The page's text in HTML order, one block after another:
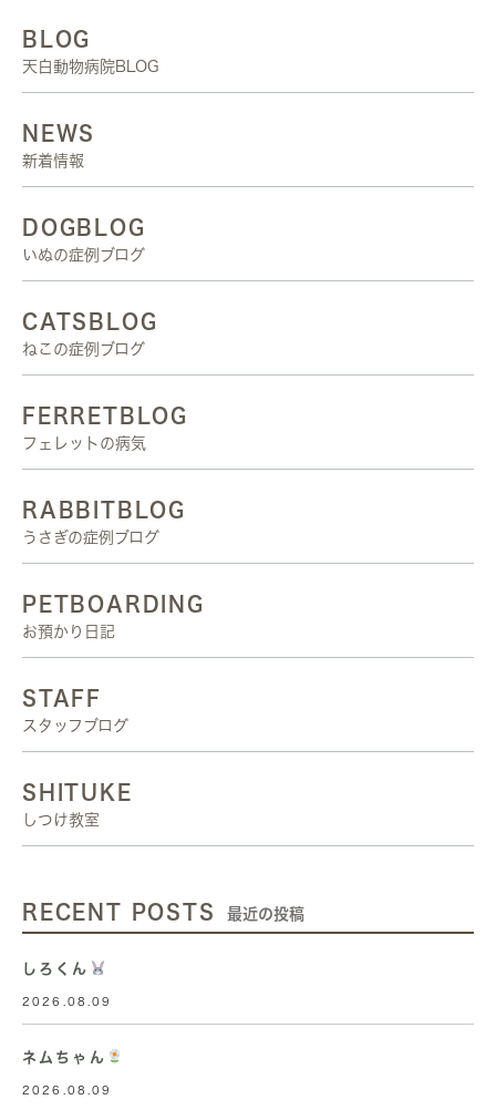
BLOG
天白動物病院BLOG
NEWS
新着情報
DOGBLOG
いぬの症例ブログ
CATSBLOG
ねこの症例ブログ
FERRETBLOG
フェレットの病気
RABBITBLOG
うさぎの症例ブログ
PETBOARDING
お預かり日記
STAFF
スタッフブログ
SHITUKE
しつけ教室
RECENT POSTS 最近の投稿
しろくん
2026.08.09
ネムちゃん
2026.08.09